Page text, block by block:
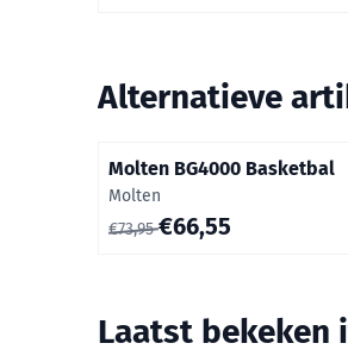
Alternatieve
Molten BG4000 Basketbal
Merk:
Molten
Van 73,95 voor 66,55
€73,95€66,55
Laatst bekeken